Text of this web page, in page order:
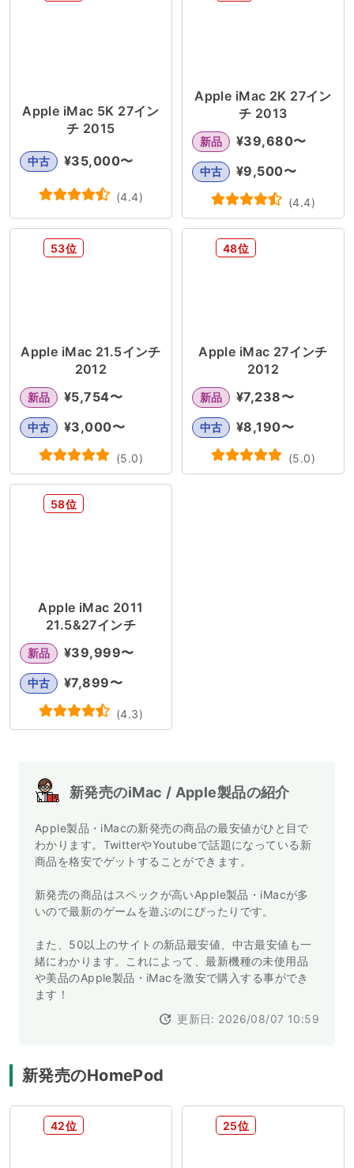
Apple iMac 5K 27イン
チ 2015
中古 ¥35,000〜
(4.4)
Apple iMac 2K 27イン
チ 2013
新品 ¥39,680〜
中古 ¥9,500〜
(4.4)
53位
Apple iMac 21.5インチ
2012
新品 ¥5,754〜
中古 ¥3,000〜
(5.0)
48位
Apple iMac 27インチ
2012
新品 ¥7,238〜
中古 ¥8,190〜
(5.0)
58位
Apple iMac 2011
21.5&27インチ
新品 ¥39,999〜
中古 ¥7,899〜
(4.3)
新発売のiMac / Apple製品の紹介
Apple製品・iMacの新発売の商品の最安値がひと目で
わかります。TwitterやYoutubeで話題になっている新
商品を格安でゲットすることができます。
新発売の商品はスペックが高いApple製品・iMacが多
いので最新のゲームを遊ぶのにぴったりです。
また、50以上のサイトの新品最安値、中古最安値も一
緒にわかります。これによって、最新機種の未使用品
や美品のApple製品・iMacを激安で購入する事ができ
ます！
更新日: 2026/08/07 10:59
新発売のHomePod
42位 25位